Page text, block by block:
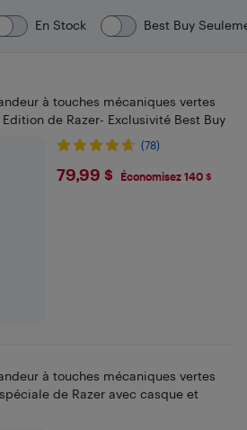
En Stock Best Buy
à touches mécaniques vertes
de Razer- Exclusivité Best Buy
(78)
$79.99
79,99 $ Économisez 140 $
à touches mécaniques vertes
de Razer avec casque et